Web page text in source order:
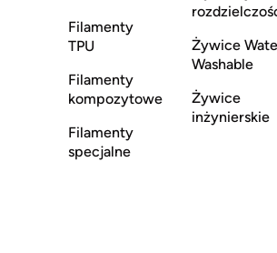
Filamenty
TPU
Filamenty
kompozytowe
Filamenty
specjalne
Żywice
Washable
Żywice
inżynierskie